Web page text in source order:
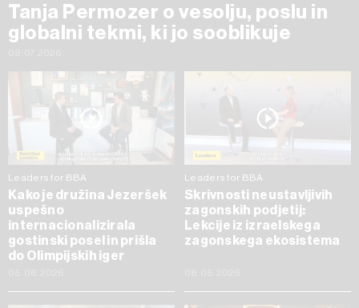
Tanja Permozer o vesolju, poslu in
globalni tekmi, ki jo sooblikuje
Leaders for BBA
Kako je družina Jezeršek
uspešno
internacionalizirala
gostinski posel in prišla
do Olimpijskih iger
Leaders for BBA
Skrivnosti neustavljivih
zagonskih podjetij:
Lekcije iz izraelskega
zagonskega ekosistema